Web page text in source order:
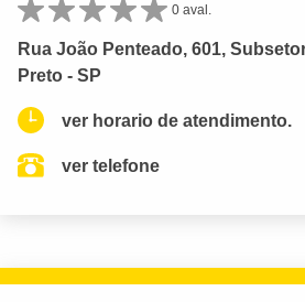
0 aval.
Rua João Penteado, 601,
Preto - SP
ver horario de atendimento.
ver telefone